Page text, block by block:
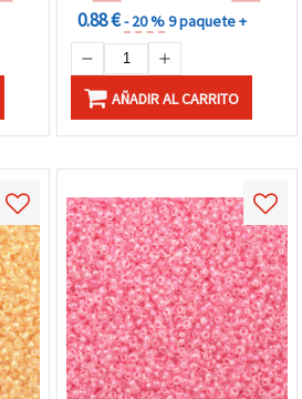
0.88 €- 20 %9 paquete +
AÑADIR AL CARRITO